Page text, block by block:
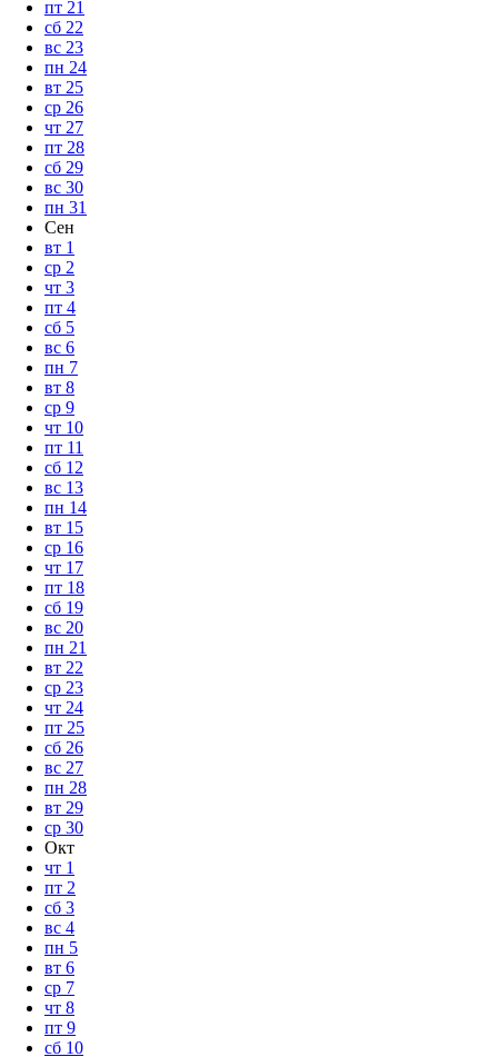
пт 21
сб 22
вс 23
пн 24
вт 25
ср 26
чт 27
пт 28
сб 29
вс 30
пн 31
Сен
вт 1
ср 2
чт 3
пт 4
сб 5
вс 6
пн 7
вт 8
ср 9
чт 10
пт 11
сб 12
вс 13
пн 14
вт 15
ср 16
чт 17
пт 18
сб 19
вс 20
пн 21
вт 22
ср 23
чт 24
пт 25
сб 26
вс 27
пн 28
вт 29
ср 30
Окт
чт 1
пт 2
сб 3
вс 4
пн 5
вт 6
ср 7
чт 8
пт 9
сб 10